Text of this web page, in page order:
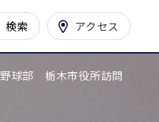
検索 アクセス
野球部 栃木市役所訪問